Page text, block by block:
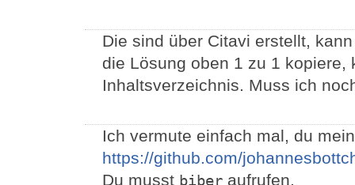
Die sind über Citavi erstellt,
die Lösung oben 1 zu 1
Inhaltsverzeichnis. Muss ich
Ich vermute einfach mal, du
https://github.com/
Du musst biber aufrufen.